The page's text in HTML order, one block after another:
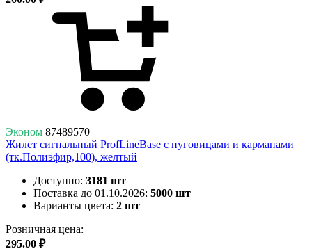
Эконом 87489570
Жилет сигнальный ProfLineBase с пуговицами и карманами
(тк.Полиэфир,100), желтый
Доступно: 3181 шт
Поставка до 01.10.2026: 5000 шт
Варианты цвета: 2 шт
Розничная цена:
295.00 ₽